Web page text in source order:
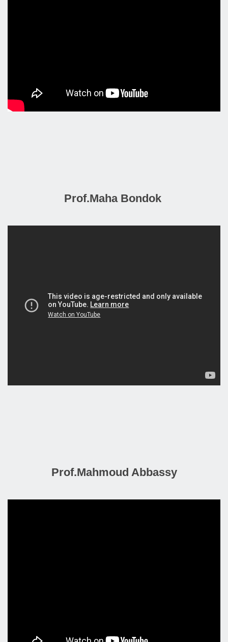
Prof.Maha Bondok
Prof.Mahmoud Abbassy